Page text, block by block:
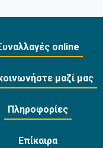
online
μαζί μας
Πληροφορίες
Επίκαιρα